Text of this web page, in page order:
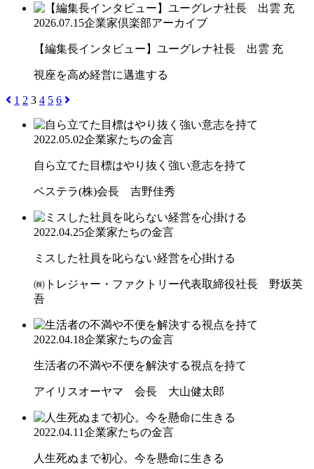
2026.07.15企業家倶楽部アーカイブ
【編集長インタビュー】ユーグレナ社長 出雲 充
視座を高め経営に邁進する
1 2 3 4 5 6
2022.05.02企業家たちの金言
自ら立てた目標はやり抜く強い意志を持て
ベステラ(株)会長 吉野佳秀
2022.04.25企業家たちの金言
ミスした社員を叱らない経営を心掛ける
㈱トレジャー・ファクトリー代表取締役社長 野坂英
吾
2022.04.18企業家たちの金言
生活者の不満や不便を解決する視点を持て
アイリスオーヤマ 会長 大山健太郎
2022.04.11企業家たちの金言
人生死ぬまで初心。今を懸命に生きる